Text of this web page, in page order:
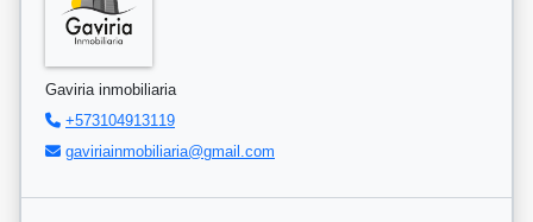
Gaviria inmobiliaria
+573104913119
gaviriainmobiliaria@gmail.com